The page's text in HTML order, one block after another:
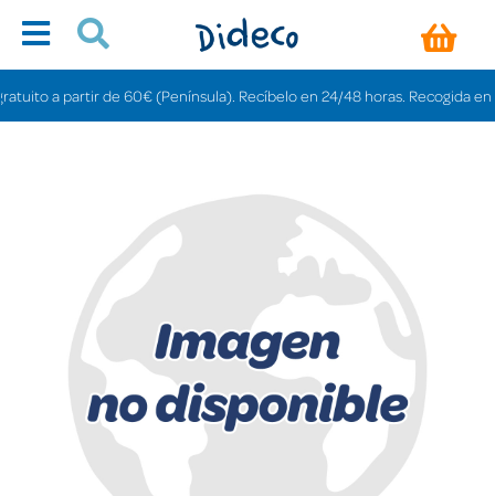
a partir de 60€ (Península). Recíbelo en 24/48 horas. Recogida en